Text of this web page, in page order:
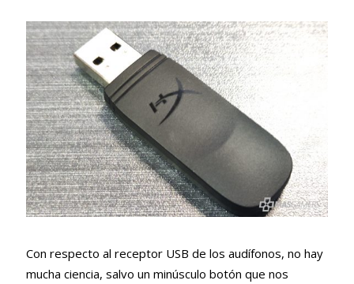
Con respecto al receptor USB de los audífonos, no hay
mucha ciencia, salvo un minúsculo botón que nos